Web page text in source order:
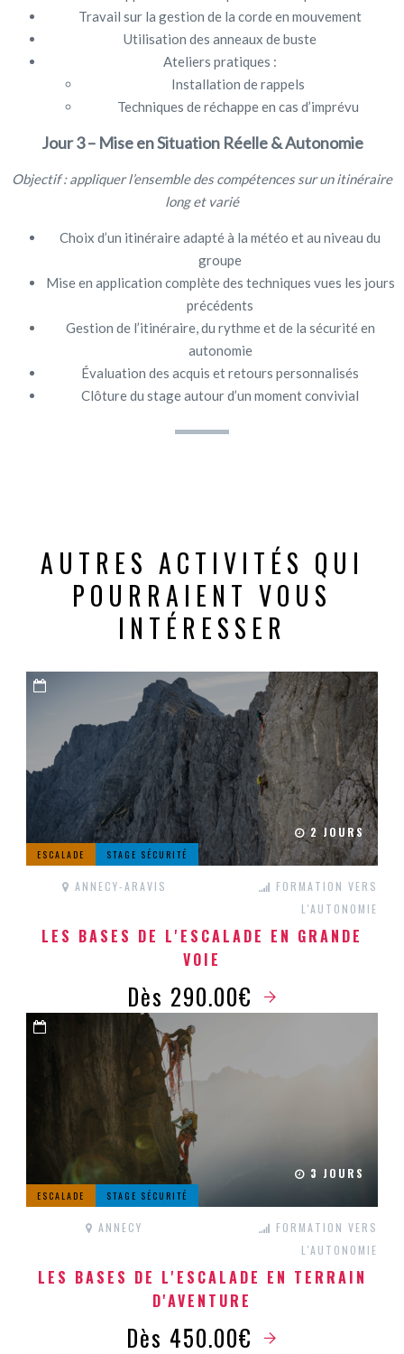
Travail sur la gestion de la corde en mouvement
Utilisation des anneaux de buste
Ateliers pratiques :
Installation de rappels
Techniques de réchappe en cas d’imprévu
Jour 3 – Mise en Situation Réelle & Autonomie
Objectif : appliquer l’ensemble des compétences sur un itinéraire
long et varié
Choix d’un itinéraire adapté à la météo et au niveau du
groupe
Mise en application complète des techniques vues les jours
précédents
Gestion de l’itinéraire, du rythme et de la sécurité en
autonomie
Évaluation des acquis et retours personnalisés
Clôture du stage autour d’un moment convivial
AUTRES ACTIVITÉS QUI
POURRAIENT VOUS
INTÉRESSER
2 JOURS
ESCALADE STAGE SÉCURITÉ
ANNECY-ARAVIS
FORMATION VERS
L'AUTONOMIE
LES BASES DE L'ESCALADE EN GRANDE
VOIE
Dès 290.00€
3 JOURS
ESCALADE STAGE SÉCURITÉ
ANNECY
FORMATION VERS
L'AUTONOMIE
LES BASES DE L'ESCALADE EN TERRAIN
D'AVENTURE
Dès 450.00€